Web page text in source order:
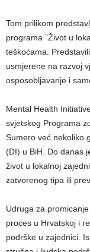
Tom prilikom
programa ”Život u
teškoćama.
usmjerene na razvoj
osposobljavanje i
Mental Health
svjetskog Programa
Sumero već nekoliko
(DI) u BiH. Do danas
život u lokalnoj
zatvorenog tipa ili
Udruga za
proces u Hrvatskoj i
podrške u zajednici.